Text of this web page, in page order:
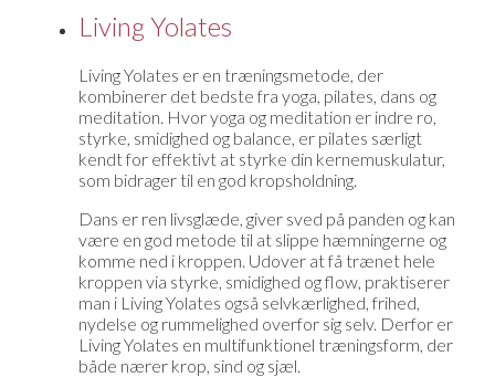
Living Yolates
Living Yolates er en træningsmetode, der
kombinerer det bedste fra yoga, pilates, dans og
meditation. Hvor yoga og meditation er indre ro,
styrke, smidighed og balance, er pilates særligt
kendt for effektivt at styrke din kernemuskulatur,
som bidrager til en god kropsholdning.
Dans er ren livsglæde, giver sved på panden og kan
være en god metode til at slippe hæmningerne og
komme ned i kroppen. Udover at få trænet hele
kroppen via styrke, smidighed og flow, praktiserer
man i Living Yolates også selvkærlighed, frihed,
nydelse og rummelighed overfor sig selv. Derfor er
Living Yolates en multifunktionel træningsform, der
både nærer krop, sind og sjæl.